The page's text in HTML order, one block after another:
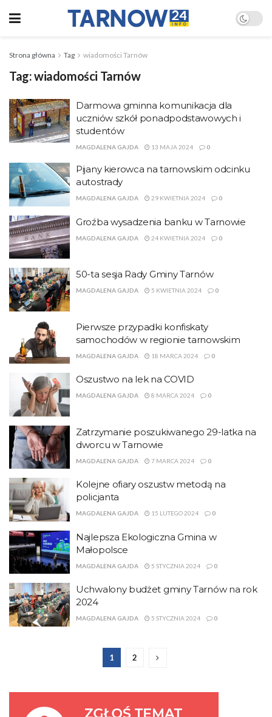
Strona główna Tag wiadomości Tarnów
Tag:wiadomości Tarnów
Darmowa gminna komunikacja dla
uczniów szkół ponadpodstawowych i
studentów
MAGDALENA GAJDA 13 MAJA 2024 0
Pijany kierowca na tarnowskim odcinku
autostrady
MAGDALENA GAJDA 29 KWIETNIA 2024 0
Groźba wysadzenia banku w Tarnowie
MAGDALENA GAJDA 24 KWIETNIA 2024 0
50-ta sesja Rady Gminy Tarnów
MAGDALENA GAJDA 5 KWIETNIA 2024 0
Pierwsze przypadki konfiskaty
samochodów w regionie tarnowskim
MAGDALENA GAJDA 18 MARCA 2024 0
Oszustwo na lek na COVID
MAGDALENA GAJDA 8 MARCA 2024 0
Zatrzymanie poszukiwanego 29-latka na
dworcu w Tarnowie
MAGDALENA GAJDA 7 MARCA 2024 0
Kolejne ofiary oszustw metodą na
policjanta
MAGDALENA GAJDA 15 LUTEGO 2024 0
Najlepsza Ekologiczna Gmina w
Małopolsce
MAGDALENA GAJDA 5 STYCZNIA 2024 0
Uchwalony budżet gminy Tarnów na rok
2024
MAGDALENA GAJDA 5 STYCZNIA 2024 0
1 2